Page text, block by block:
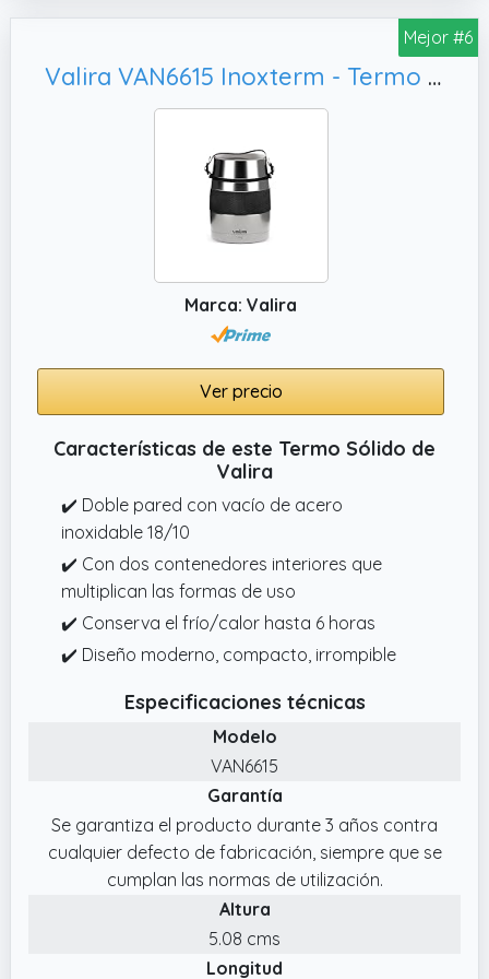
Mejor #6
Valira VAN6615 Inoxterm - Termo para sólidos con 2 contenedores interiores, 1 L
Marca: Valira
Ver precio
Características de este Termo Sólido de
Valira
✔️ Doble pared con vacío de acero
inoxidable 18/10
✔️ Con dos contenedores interiores que
multiplican las formas de uso
✔️ Conserva el frío/calor hasta 6 horas
✔️ Diseño moderno, compacto, irrompible
Especificaciones técnicas
Modelo
VAN6615
Garantía
Se garantiza el producto durante 3 años contra
cualquier defecto de fabricación, siempre que se
cumplan las normas de utilización.
Altura
5.08 cms
Longitud